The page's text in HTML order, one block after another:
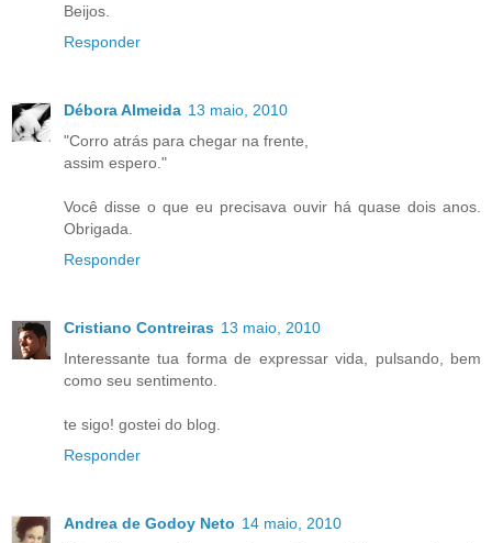
Beijos.
Responder
Débora Almeida 13 maio, 2010
"Corro atrás para chegar na frente,
assim espero."
Você disse o que eu precisava ouvir há quase dois anos.
Obrigada.
Responder
Cristiano Contreiras 13 maio, 2010
Interessante tua forma de expressar vida, pulsando, bem
como seu sentimento.
te sigo! gostei do blog.
Responder
Andrea de Godoy Neto 14 maio, 2010